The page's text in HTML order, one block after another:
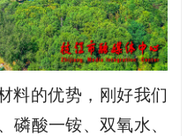
料的优势，刚好我们
磷酸一铵、双氧水、